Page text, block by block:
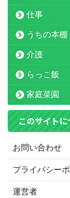
仕事
うちの本棚
介護
らっこ飯
家庭菜園
このサイトに
お問い合わせ
プライバシー
運営者